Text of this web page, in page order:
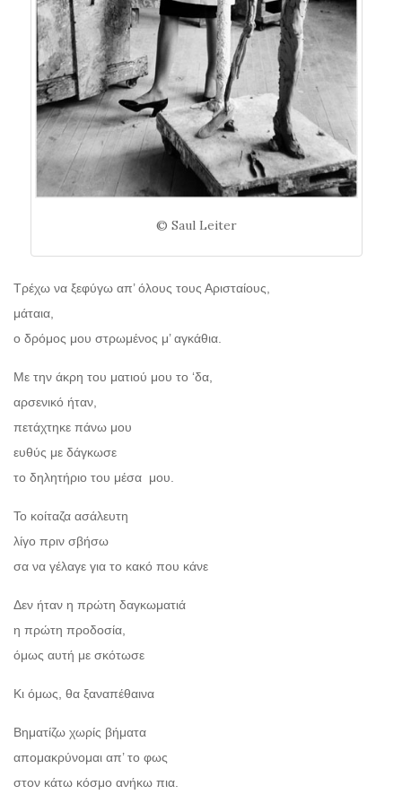
© Saul Leiter
Τρέχω να ξεφύγω απ’ όλους τους Αρισταίους,
μάταια,
ο δρόμος μου στρωμένος μ’ αγκάθια.
Με την άκρη του ματιού μου το ‘δα,
αρσενικό ήταν,
πετάχτηκε πάνω μου
ευθύς με δάγκωσε
το δηλητήριο του μέσα μου.
Το κοίταζα ασάλευτη
λίγο πριν σβήσω
σα να γέλαγε για το κακό που κάνε
Δεν ήταν η πρώτη δαγκωματιά
η πρώτη προδοσία,
όμως αυτή με σκότωσε
Κι όμως, θα ξαναπέθαινα
Βηματίζω χωρίς βήματα
απομακρύνομαι απ’ το φως
στον κάτω κόσμο ανήκω πια.